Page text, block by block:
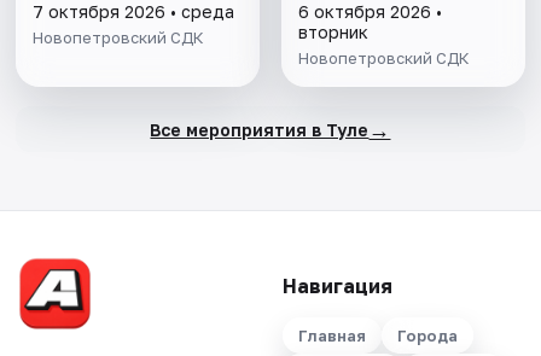
7 октября 2026 • среда
Новопетровский СДК
6 октября 2026 •
вторник
Новопетровский СДК
Все мероприятия в Туле →
Навигация
Главная
Города